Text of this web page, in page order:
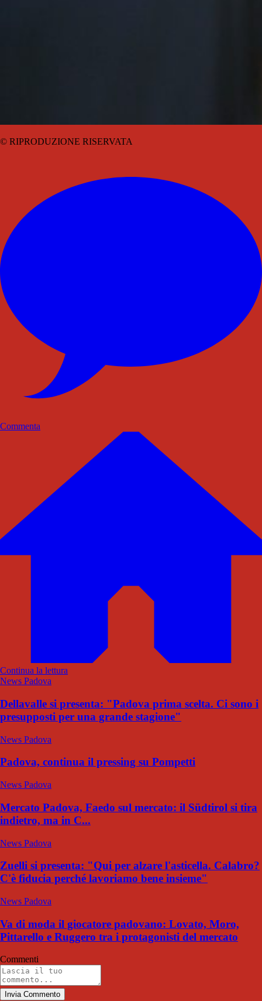
© RIPRODUZIONE RISERVATA
Commenta
Continua la lettura
News Padova
Dellavalle si presenta: "Padova prima scelta. Ci sono i
presupposti per una grande stagione"
News Padova
Padova, continua il pressing su Pompetti
News Padova
Mercato Padova, Faedo sul mercato: il Südtirol si tira
indietro, ma in C...
News Padova
Zuelli si presenta: "Qui per alzare l'asticella. Calabro?
C'è fiducia perché lavoriamo bene insieme"
News Padova
Va di moda il giocatore padovano: Lovato, Moro,
Pittarello e Ruggero tra i protagonisti del mercato
Commenti
Invia Commento